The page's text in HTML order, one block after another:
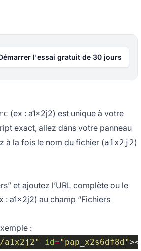
l'essai gratuit de 30 jours
(ex : a1x2j2) est unique à votre
exact, allez dans votre panneau
à la fois le nom du fichier (a1x2j2)
et ajoutez l’URL complète ou le
a1x2j2) au champ “Fichiers
:
a1x2j2" id="pap_x2s6df8d"></